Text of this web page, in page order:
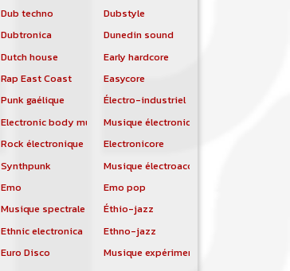
Dub techno
Dubstyle
Dubtronica
Dunedin sound
Dutch house
Early hardcore
Rap East Coast
Easycore
Punk gaélique
Électro-industriel
Electronic body musicMusique électronique
Rock électronique
Electronicore
Synthpunk
Musique électroacoustique
Emo
Emo pop
Musique spectrale
Éthio-jazz
Ethnic electronica
Ethno-jazz
Euro Disco
Musique expérimentale